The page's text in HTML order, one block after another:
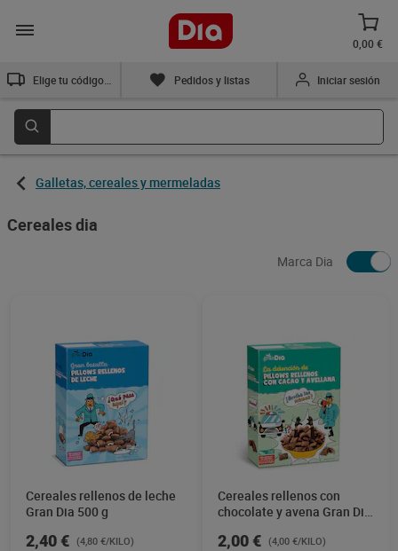
0,00 €
Pedidos y listas Iniciar sesión
Galletas, cereales y mermeladas
Cereales dia
Marca Dia
Cereales rellenos de leche
Gran Dia 500 g
2,40 € (4,80 €/KILO)
Cereales rellenos con
chocolate y avena Gran Dia
2,00 € (4,00 €/KILO)